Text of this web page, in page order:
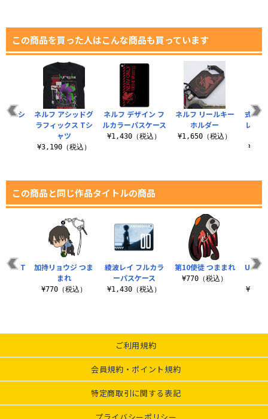
この商品を買った人はこんな商品も買っています
ネルフ デザイン フ
ルカラーパスケース
¥1,430（税込）
ネルフ リールキー
ホルダー
¥1,650（税込）
式波
レー
ドTシ
ネルフ アシッドグ
ラフィックス Tシ
ャツ
¥3,190（税込）
この商品と同じ作品タイトルの商品
綾波レイ フルカラ
ーパスケース
¥1,430（税込）
第10使徒 つままれ
¥770（税込）
アノ T
加持リョウジ つま
まれ
¥770（税込）
ご利用規約
会員規約・ポイント規約
特定商取引に関する表記